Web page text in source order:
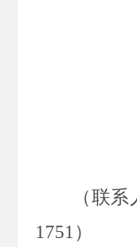
（联
1751）